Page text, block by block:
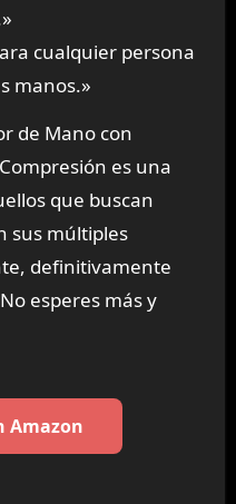
cualquier persona
manos.»
de Mano con
es una
que buscan
sus múltiples
definitivamente
esperes más y
Amazon